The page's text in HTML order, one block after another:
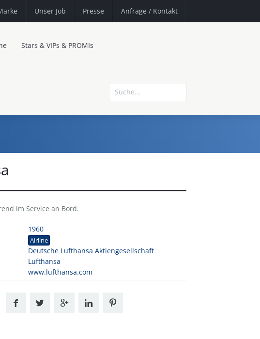
Unser Job Presse Anfrage / Kontakt
Stars & VIPs & PROMIs
im Service an Bord.
1960
Airline
Deutsche Lufthansa Aktiengesellschaft
Lufthansa
www.lufthansa.com